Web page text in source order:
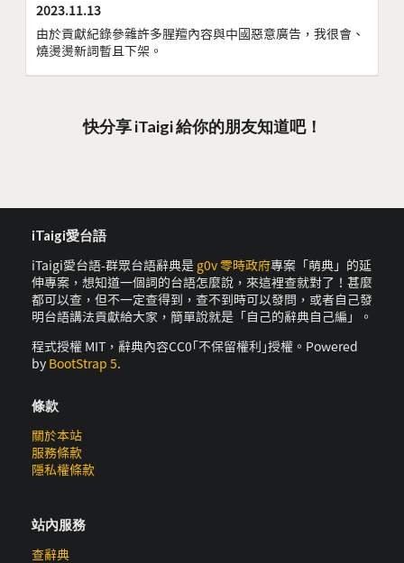
2023.11.13
由於貢獻紀錄參雜許多腥羶內容與中國惡意廣告，我很會、
燒燙燙新詞暫且下架。
快分享 iTaigi 給你的朋友知道吧！
iTaigi愛台語
iTaigi愛台語-群眾台語辭典是 g0v 零時政府專案「萌典」的延
伸專案，想知道一個詞的台語怎麼說，來這裡查就對了！甚麼
都可以查，但不一定查得到，查不到時可以發問，或者自己發
明台語講法貢獻給大家，簡單說就是「自己的辭典自己編」。
程式授權 MIT，辭典內容CC0｢不保留權利｣授權。Powered
by BootStrap 5.
條款
關於本站
服務條款
隱私權條款
站內服務
查辭典